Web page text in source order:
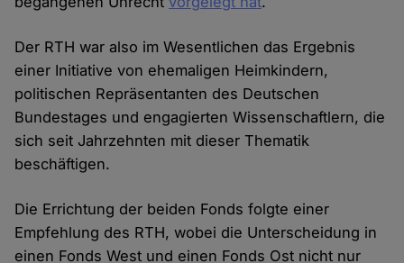
Der RTH war also im Wesentlichen das Ergebnis
einer Initiative von ehemaligen Heimkindern,
politischen Repräsentanten des Deutschen
Bundestages und engagierten Wissenschaftlern, die
sich seit Jahrzehnten mit dieser Thematik
beschäftigen.
Die Errichtung der beiden Fonds folgte einer
Empfehlung des RTH, wobei die Unterscheidung in
einen Fonds West und einen Fonds Ost nicht nur